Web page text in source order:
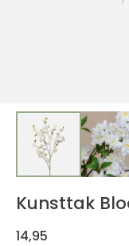
Kunsttak
14,95